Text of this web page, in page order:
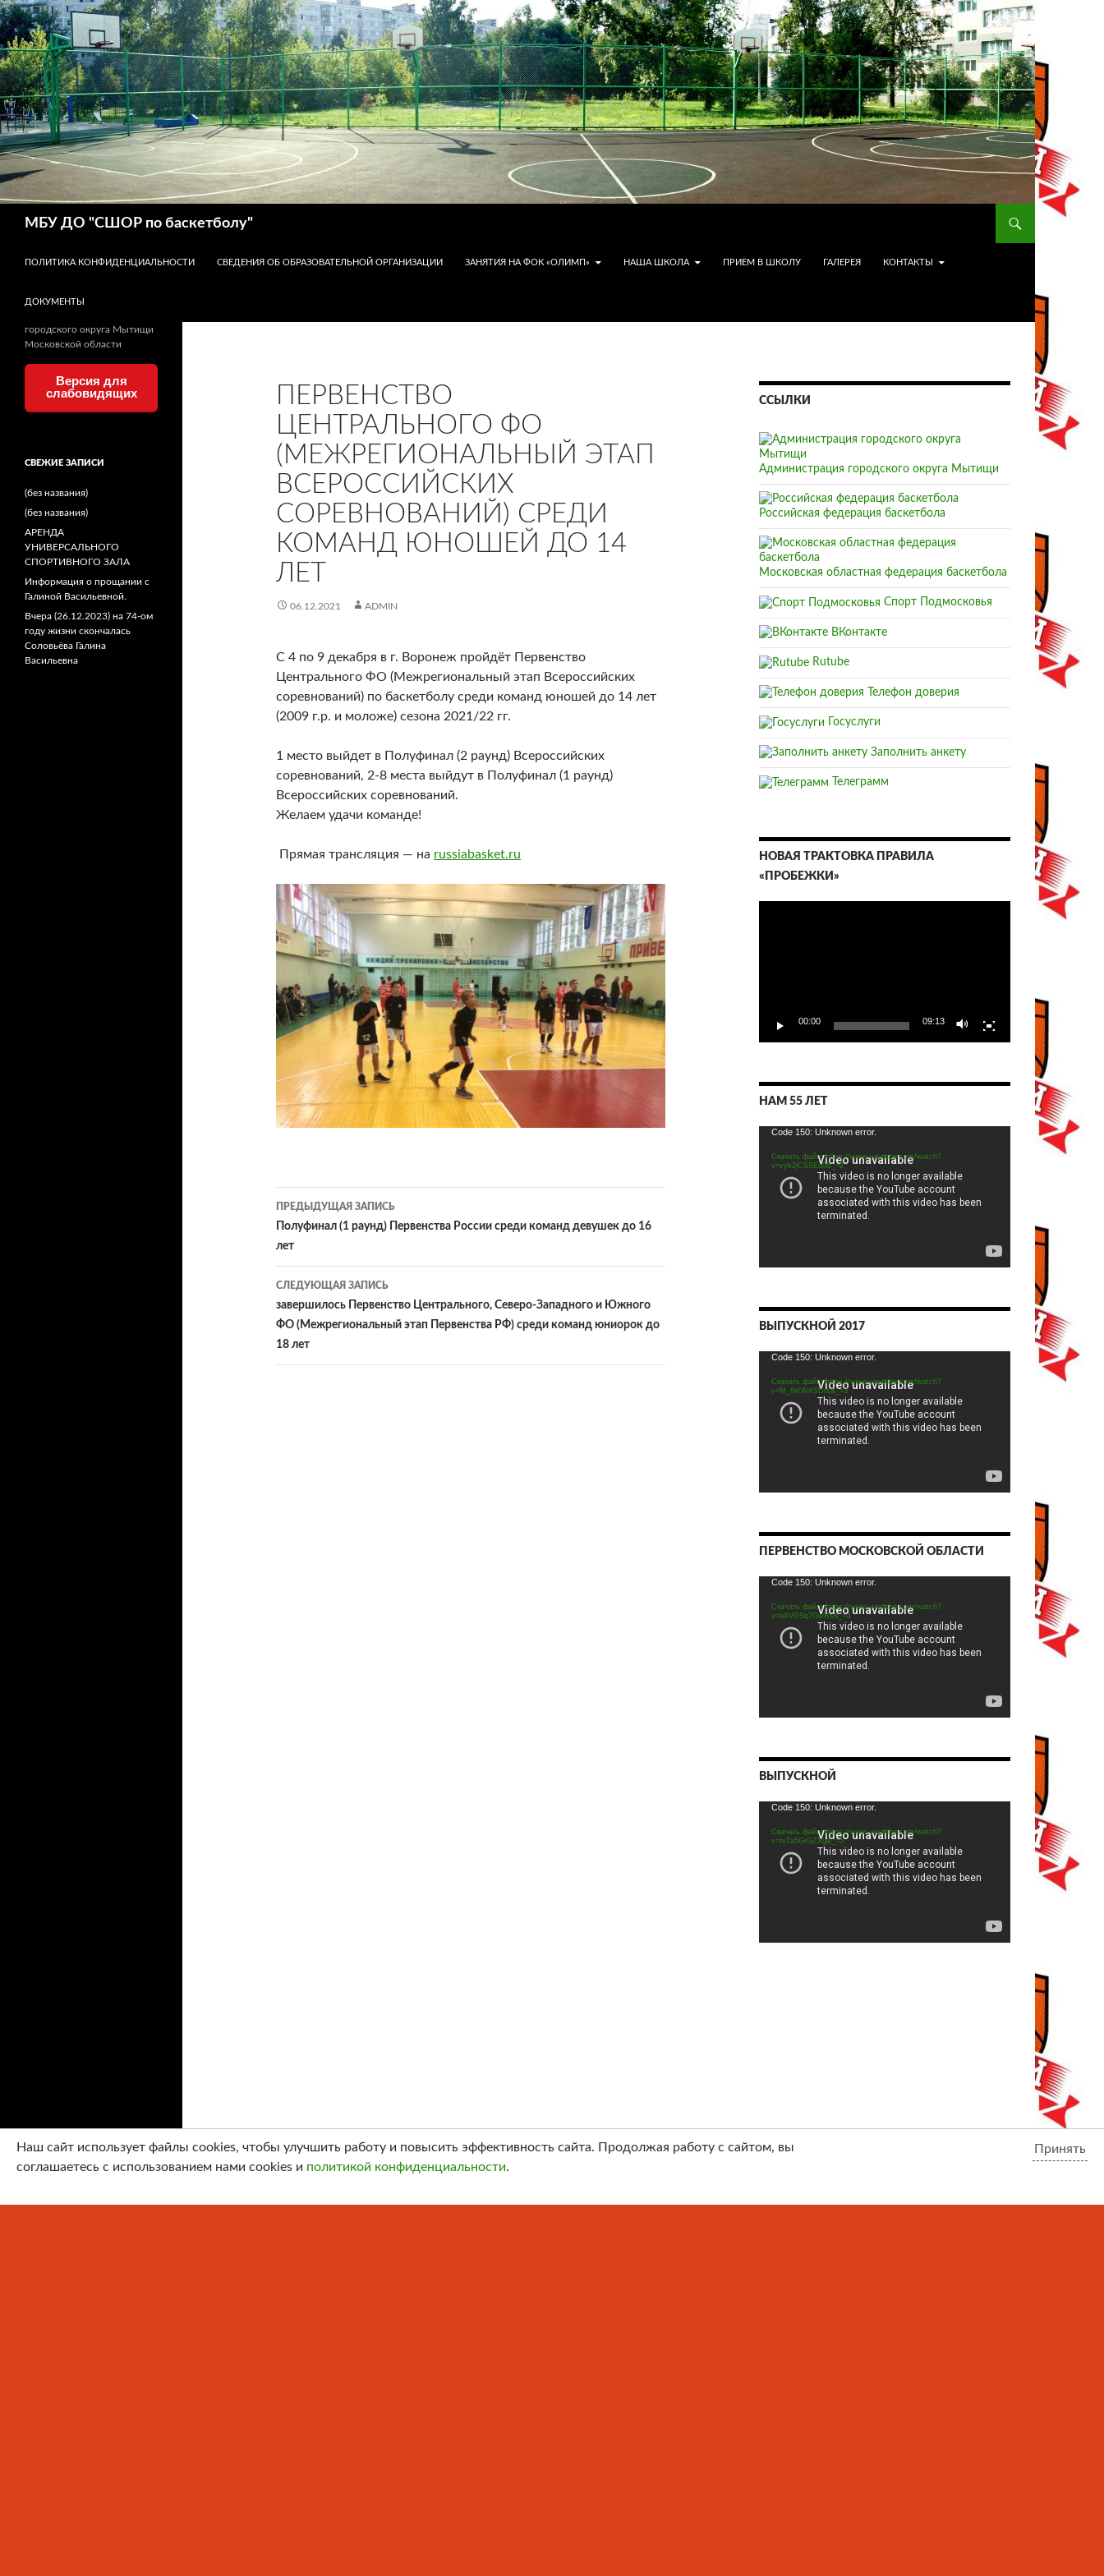
МБУ ДО "СШОР по баскетболу"
ПОЛИТИКА КОНФИДЕНЦИАЛЬНОСТИ
СВЕДЕНИЯ ОБ ОБРАЗОВАТЕЛЬНОЙ ОРГАНИЗАЦИИ ЗАНЯТИЯ НА ФОК «ОЛИМП» НАША ШКОЛА ПРИЕМ В ШКОЛУ ГАЛЕРЕЯ КОНТАКТЫ
ДОКУМЕНТЫ
ПЕРВЕНСТВО
ЦЕНТРАЛЬНОГО ФО
(МЕЖРЕГИОНАЛЬНЫЙ ЭТАП
ВСЕРОССИЙСКИХ
СОРЕВНОВАНИЙ) СРЕДИ
КОМАНД ЮНОШЕЙ ДО 14
ЛЕТ
06.12.2021 ADMIN
С 4 по 9 декабря в г. Воронеж пройдёт Первенство
Центрального ФО (Межрегиональный этап Всероссийских
соревнований) по баскетболу среди команд юношей до 14 лет
(2009 г.р. и моложе) сезона 2021/22 гг.
1 место выйдет в Полуфинал (2 раунд) Всероссийских
соревнований, 2-8 места выйдут в Полуфинал (1 раунд)
Всероссийских соревнований.
Желаем удачи команде!
Прямая трансляция — на russiabasket.ru
Навигация
по
ПРЕДЫДУЩАЯ ЗАПИСЬ
Полуфинал (1 раунд) Первенства России среди команд девушек до 16
лет
СЛЕДУЮЩАЯ ЗАПИСЬ
завершилось Первенство Центрального, Северо-Западного и Южного
ФО (Межрегиональный этап Первенства РФ) среди команд юниорок до
18 лет
ССЫЛКИ
Администрация городского округа Мытищи
Российская федерация баскетбола
Московская областная федерация баскетбола
Спорт Подмосковья
ВКонтакте
Rutube
Телефон доверия
Госуслуги
Заполнить анкету
Телеграмм
НОВАЯ ТРАКТОВКА ПРАВИЛА
«ПРОБЕЖКИ»
00:00 09:13
НАМ 55 ЛЕТ
Видеоплеер
Code 150: Unknown error.
Скачать файл: https://www.youtube.com/watch?
v=vyk2jCSSEo0&_=2
ВЫПУСКНОЙ 2017
Видеоплеер
Code 150: Unknown error.
Скачать файл: https://www.youtube.com/watch?
v=M_6iKWASDrs&_=3
ПЕРВЕНСТВО МОСКОВСКОЙ ОБЛАСТИ
Видеоплеер
Code 150: Unknown error.
Скачать файл: https://www.youtube.com/watch?
v=bXVGSq7GwRs&_=4
ВЫПУСКНОЙ
Видеоплеер
Code 150: Unknown error.
Скачать файл: https://www.youtube.com/watch?
v=rvTa5GrGZXg&_=5
городского округа Мытищи
Московской области
Версия для
слабовидящих
СВЕЖИЕ ЗАПИСИ
(без названия)
(без названия)
АРЕНДА
УНИВЕРСАЛЬНОГО
СПОРТИВНОГО ЗАЛА
Информация о прощании с
Галиной Васильевной.
Вчера (26.12.2023) на 74-ом
году жизни скончалась
Соловьёва Галина
Васильевна
Наш сайт использует файлы cookies, чтобы улучшить работу и повысить эффективность сайта. Продолжая работу с сайтом, вы
соглашаетесь с использованием нами cookies и политикой конфиденциальности.
Принять